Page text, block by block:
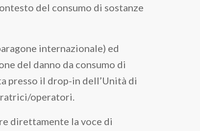
del consumo di sostanze
internazionale) ed
del danno da consumo di
presso il drop-in dell’Unità di
operatori.
direttamente la voce di